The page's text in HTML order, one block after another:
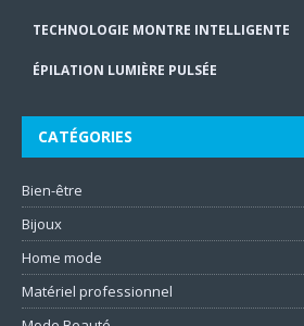
TECHNOLOGIE MONTRE INTELLIGENTE
ÉPILATION LUMIÈRE PULSÉE
CATÉGORIES
Bien-être
Bijoux
Home mode
Matériel professionnel